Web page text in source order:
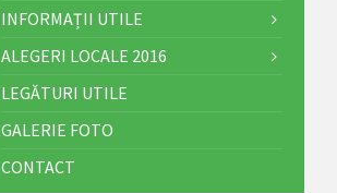
INFORMAȚII UTILE
ALEGERI LOCALE 2016
LEGĂTURI UTILE
GALERIE FOTO
CONTACT